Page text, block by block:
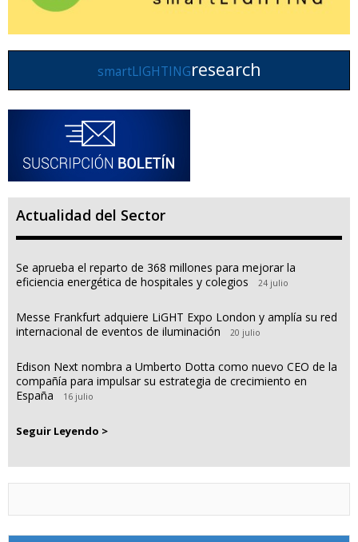
smartLIGHTINGresearch
Actualidad del Sector
Se aprueba el reparto de 368 millones para mejorar la
eficiencia energética de hospitales y colegios
24 julio
Messe Frankfurt adquiere LiGHT Expo London y amplía su red
internacional de eventos de iluminación
20 julio
Edison Next nombra a Umberto Dotta como nuevo CEO de la
compañía para impulsar su estrategia de crecimiento en
España
16 julio
Seguir Leyendo >